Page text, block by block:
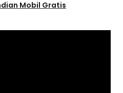
Mobil Gratis